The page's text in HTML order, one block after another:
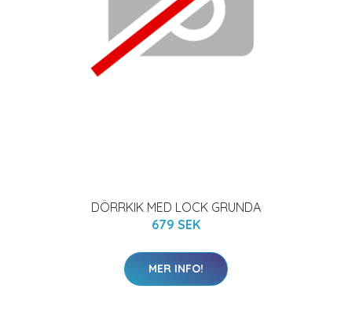
DÖRRKIK MED LOCK GRUNDA
679 SEK
MER INFO!